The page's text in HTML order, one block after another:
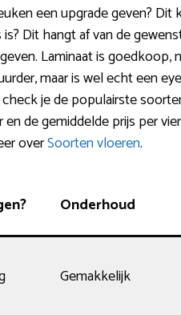
een upgrade geven?
Dit hangt af van de
Laminaat is goedkoop,
maar is wel echt een
je de populairste
de gemiddelde prijs per
overSoorten vloeren.
Onderhoud
Gemakkelijk